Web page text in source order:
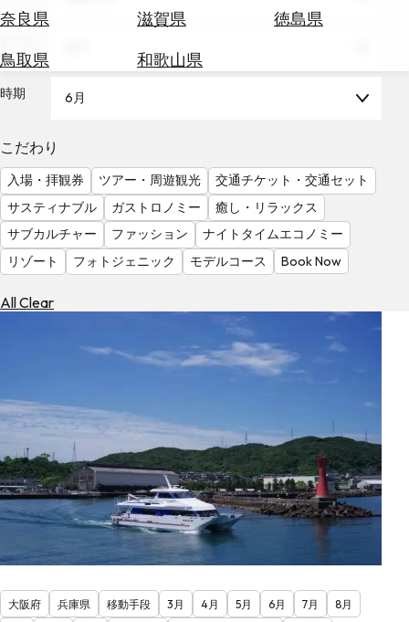
奈良県
滋賀県
徳島県
鳥取県
和歌山県
テ
を
調
べ
る
天
気
を
見
る
時期 6月
こだわり
入場・拝観券 ツアー・周遊観光
交通チケット・交通セット
サスティナブル
ガストロノミー
癒し・リラックス
サブカルチャー
ファッション
ナイトタイムエコノミー
リゾート
フォトジェニック モデルコース Book Now
All Clear
大阪府 兵庫県 移動手段 3月 4月 5月 6月 7月
8月